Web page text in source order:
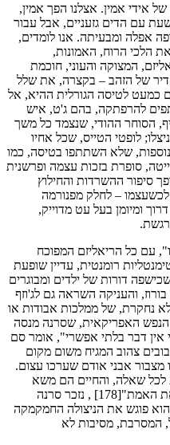
אידי אמין. אצלנו הפך אמין,
עם הדים גזעניים, אבל עבור
אפלה ומבעיתה. אנו לומדים,
הלכי הרוח, האמונות,
המצוקה והעוני, חוכמת
של הזהב – בקצרה, את שלל
כמעט לטיסה הגורלית ההיא, אל
להרפתקה, בהם ג'ט, איש
הסוחר ההודי, שנצמד כל משך
לופטי הטייס, שכל אחיו
שלא השתתפו בטיסה, כמו
סופרת בזכות עצמה ופרשנית
סיפור ההשרדות והחילוץ
– לחלק מפנורמה
ומיומן בעל עט מדוייק,
עם כל הריאליזם המפוכח
רומנטית, עדיין שופעת
דורות של ילדים ומבוגרים
והעניקה השראה גם לג'וזף
נחקרת, של ממלכות אבודות או
הנפש האפריקאית, שסרנה מנסה
אין דבר בלתי אפשרי", אומר סם
ענן זבובים צהוב המגיח משום מקום
מצבור אבני אודם שערכו עצום.
לכל שאלה, והחיים הם משא
ומתן. אני מספר לך שקר ואתה תגלה את האמת"[178] , נזכר סרנה
פוגש את הניצולה החמקמקה
המסרבת, מסיבות לא